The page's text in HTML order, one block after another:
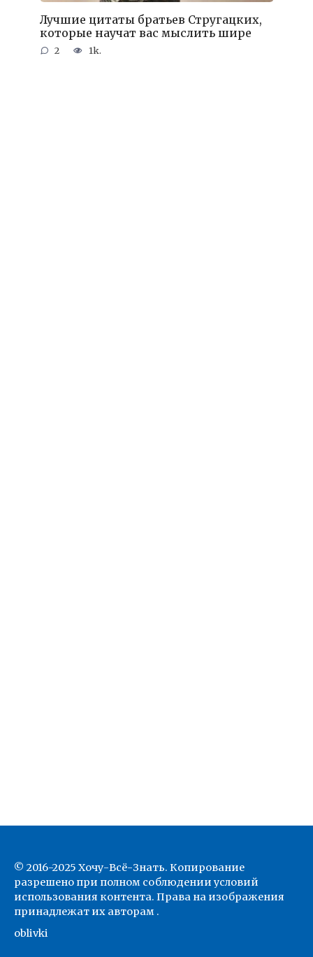
Лучшие цитаты братьев Стругацких,
которые научат вас мыслить шире
2 1k.
© 2016-2025 Хочу-Всё-Знать. Копирование
разрешено при полном соблюдении условий
использования контента. Права на изображения
принадлежат их авторам .
oblivki